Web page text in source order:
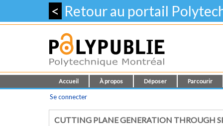
< Retour au portail
Accueil À propos Déposer Parcourir
Se connecter
CUTTING PLANE GENERATION THROUGH